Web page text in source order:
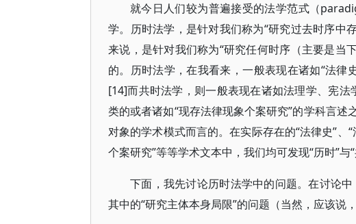
就今日人们较为普遍接受的法学范式（
学。历时法学，是针对我们称为“研究过去时序中
来说，是针对我们称为“研究任何时序（主要是当
的。历时法学，在我看来，一般表现在诸如“法律
[14]而共时法学，则一般表现在诸如法理学、宪
类的或者诸如“现存法律现象个案研究”的学科言述
对象的学术模式而言的。在实际存在的“法律史”、“
个案研究”等等学术文本中，我们均可发现“历时”
下面，我先讨论历时法学中的问题。在讨论
其中的“研究主体本身局限”的问题（当然，应该说